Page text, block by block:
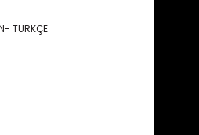
TÜRKÇE